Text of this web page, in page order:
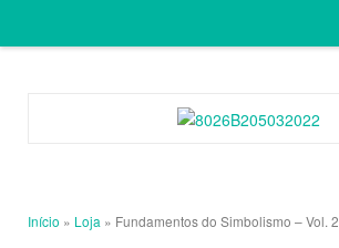
Início » Loja » Fundamentos do Simbolismo – Vol. 2